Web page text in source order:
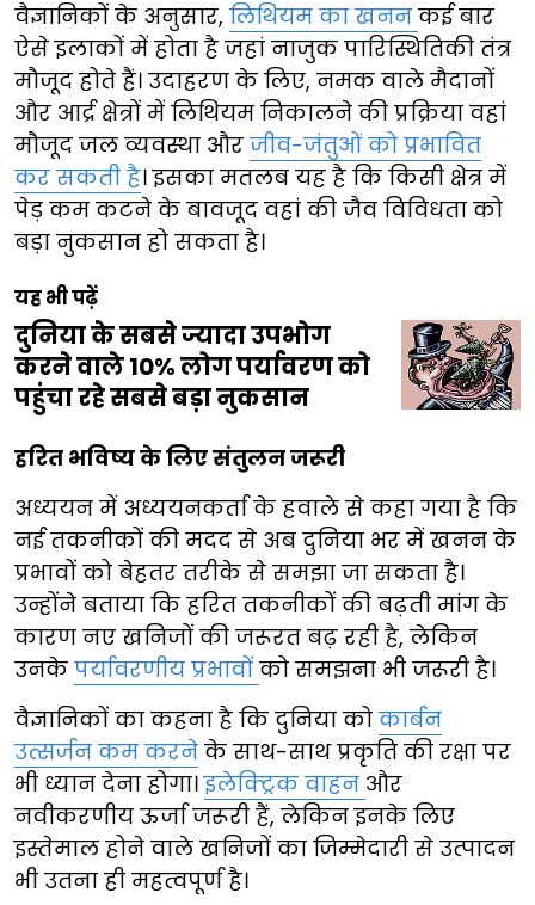
वैज्ञानिकों के अनुसार, लिथियम का खनन कई बार
ऐसे इलाकों में होता है जहां नाजुक पारिस्थितिकी तंत्र
मौजूद होते हैं। उदाहरण के लिए, नमक वाले मैदानों
और आर्द्र क्षेत्रों में लिथियम निकालने की प्रक्रिया वहां
मौजूद जल व्यवस्था और जीव-जंतुओं को प्रभावित
कर सकती है। इसका मतलब यह है कि किसी क्षेत्र में
पेड़ कम कटने के बावजूद वहां की जैव विविधता को
बड़ा नुकसान हो सकता है।
यह भी पढ़ें
दुनिया के सबसे ज्यादा उपभोग
करने वाले 10% लोग पर्यावरण को
पहुंचा रहे सबसे बड़ा नुकसान
हरित भविष्य के लिए संतुलन जरूरी
अध्ययन में अध्ययनकर्ता के हवाले से कहा गया है कि
नई तकनीकों की मदद से अब दुनिया भर में खनन के
प्रभावों को बेहतर तरीके से समझा जा सकता है।
उन्होंने बताया कि हरित तकनीकों की बढ़ती मांग के
कारण नए खनिजों की जरूरत बढ़ रही है, लेकिन
उनके पर्यावरणीय प्रभावों को समझना भी जरूरी है।
वैज्ञानिकों का कहना है कि दुनिया को कार्बन
उत्सर्जन कम करने के साथ-साथ प्रकृति की रक्षा पर
भी ध्यान देना होगा।इलेक्ट्रिक वाहन और
नवीकरणीय ऊर्जा जरूरी हैं, लेकिन इनके लिए
इस्तेमाल होने वाले खनिजों का जिम्मेदारी से उत्पादन
भी उतना ही महत्वपूर्ण है।